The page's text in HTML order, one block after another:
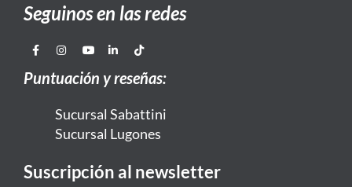
Seguinos en las redes
Puntuación y reseñas:
Sucursal Sabattini
Sucursal Lugones
Suscripción al newsletter